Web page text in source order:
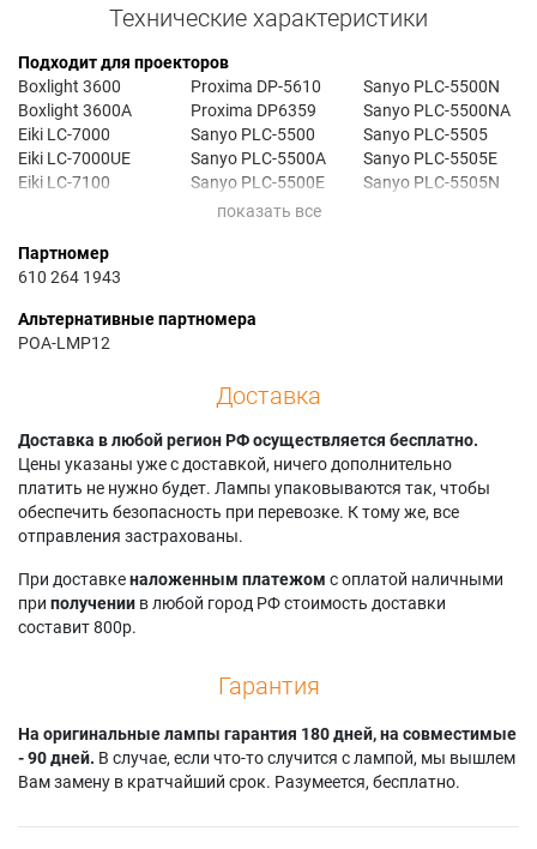
Технические характеристики
Подходит для проекторов
Boxlight 3600
Boxlight 3600A
Eiki LC-7000
Eiki LC-7000UE
Eiki LC-7100
Proxima DP-5610
Proxima DP6359
Sanyo PLC-5500
Sanyo PLC-5500A
Sanyo PLC-5500E
Sanyo PLC-5500EA
Sanyo PLC-5500N
Sanyo PLC-5500NA
Sanyo PLC-5505
Sanyo PLC-5505E
Sanyo PLC-5505N
Партномер
610 264 1943
Альтернативные партномера
POA-LMP12
Доставка
Доставка в любой регион РФ осуществляется бесплатно.
Цены указаны уже с доставкой, ничего дополнительно
платить не нужно будет. Лампы упаковываются так, чтобы
обеспечить безопасность при перевозке. К тому же, все
отправления застрахованы.
При доставкеналоженным платежом с оплатой наличными
при получении в любой город РФ стоимость доставки
составит 800р.
Гарантия
На оригинальные лампы гарантия 180 дней, на совместимые
- 90 дней. В случае, если что-то случится с лампой, мы вышлем
Вам замену в кратчайший срок. Разумеется, бесплатно.